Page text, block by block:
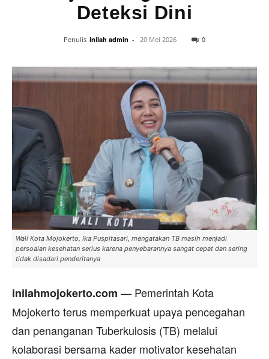
Deteksi Dini
Penulis inilah admin - 20 Mei 2026 0
Wali Kota Mojokerto, Ika Puspitasari, mengatakan TB masih menjadi
persoalan kesehatan serius karena penyebarannya sangat cepat dan sering
tidak disadari penderitanya
inilahmojokerto.com — Pemerintah Kota
Mojokerto terus memperkuat upaya pencegahan
dan penanganan Tuberkulosis (TB) melalui
kolaborasi bersama kader motivator kesehatan